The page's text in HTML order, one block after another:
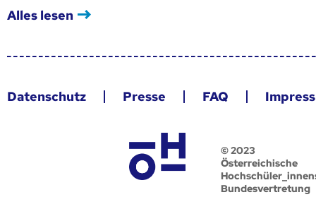
Alles lesen
Datenschutz Presse FAQ
© 2023
Österreichische
Bundesvertretung